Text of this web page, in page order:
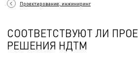
Проектирование, инжиниринг
СООТВЕТСТВУЮТ ЛИ
РЕШЕНИЯ НДТМ